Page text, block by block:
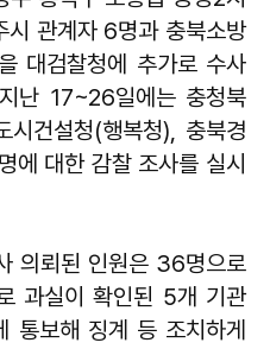
시 관계자 6명과 충북소방
대검찰청에 추가로 수사
난 17~26일에는 충청북
시건설청(행복청), 충북경
에 대한 감찰 조사를 실시
의뢰된 인원은 36명으로
과실이 확인된 5개 기관
통보해 징계 등 조치하게